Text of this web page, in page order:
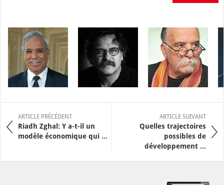
ARTICLE PRÉCÉDENT
Riadh Zghal: Y a-t-il un
modèle économique qui ...
ARTICLE SUIVANT
Quelles trajectoires
possibles de
développement ...